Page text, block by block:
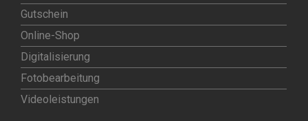
Gutschein
Online-Shop
Digitalisierung
Fotobearbeitung
Videoleistungen